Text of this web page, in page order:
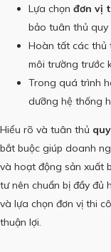
Lựa chọn đơn vị
bảo tuân thủ quy
Hoàn tất các thủ
môi trường trước
Trong quá trình
dưỡng hệ thống
Hiểu rõ và tuân thủ
bắt buộc giúp doanh
và hoạt động sản xuất
tư nên chuẩn bị đầy đủ
và lựa chọn đơn vị thi
thuận lợi.